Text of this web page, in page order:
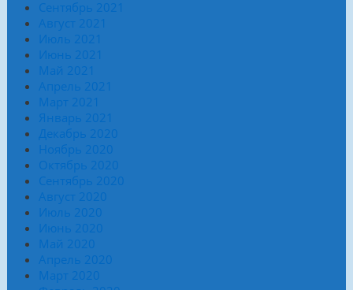
Сентябрь 2021
Август 2021
Июль 2021
Июнь 2021
Май 2021
Апрель 2021
Март 2021
Январь 2021
Декабрь 2020
Ноябрь 2020
Октябрь 2020
Сентябрь 2020
Август 2020
Июль 2020
Июнь 2020
Май 2020
Апрель 2020
Март 2020